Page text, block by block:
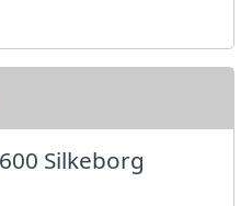
Silkeborg